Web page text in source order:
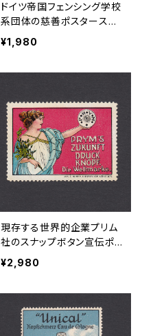
ドイツ帝国フェンシング学校
系団体の慈善ポスタースタ
ンプ 1910年代後半
¥1,980
現存する世界的企業プリム
社のスナップボタン宣伝ポ
スタースタンプ 1905年頃
¥2,980